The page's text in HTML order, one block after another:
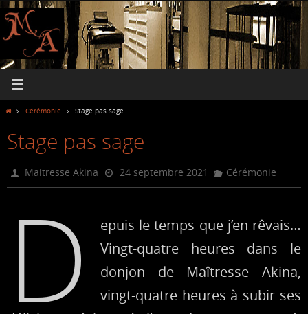
Passer
vers
le
contenu
HomeCérémonie Stage pas sage
Stage pas sage
Maitresse Akina 24 septembre 2021 Cérémonie
D
epuis le temps que j’en rêvais…
Vingt-quatre heures dans le
donjon de Maîtresse Akina,
vingt-quatre heures à subir ses